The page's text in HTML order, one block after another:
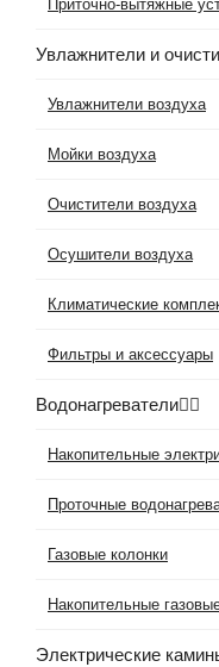
Приточно-вытяжные
Увлажнители и
Увлажнители воздуха
Мойки воздуха
Очистители воздуха
Осушители воздуха
Климатические
Фильтры и аксессуары
Водонагреватели
Накопительные
Проточные
Газовые колонки
Накопительные
Электрические